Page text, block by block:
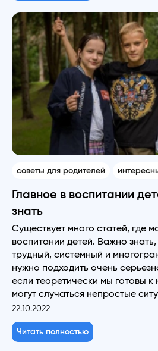
советы для родителей
Главное в воспитании
знать
Существует много статей, где
воспитании детей. Важно
трудный, системный и
нужно подходить очень
если теоретически мы готовы к
могут случаться непростые
22.10.2022
Читать полностью